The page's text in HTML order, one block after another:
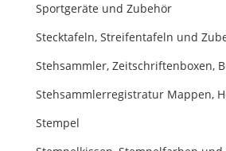
Sportgeräte und Zubehör
Stecktafeln, Streifentafeln und
Stehsammler, Zeitschriftenboxen,
Stehsammlerregistratur Mappen,
Stempel